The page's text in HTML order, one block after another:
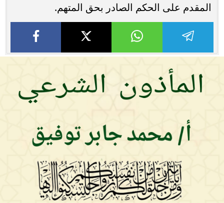
المقدم على الحكم الصادر بحق المتهم.